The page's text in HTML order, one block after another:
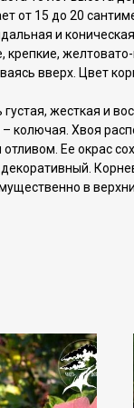
от 15 до 20
и
крепкие,
вверх. Цвет
густая, жесткая и
– колючая. Хвоя
отливом. Ее окрас
в